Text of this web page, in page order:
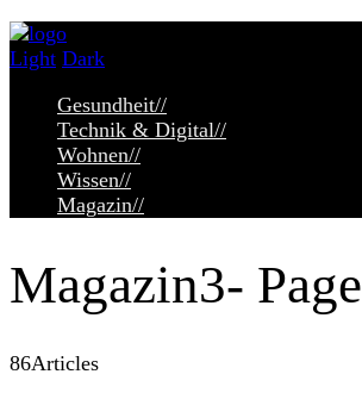
Light Dark
Gesundheit//
Technik & Digital//
Wohnen//
Wissen//
Magazin//
Magazin3- Page
86Articles